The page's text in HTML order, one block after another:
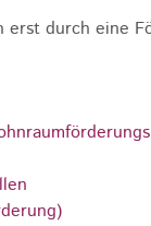
erst durch eine